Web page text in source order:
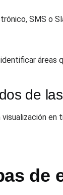
SMS o
áreas
de
de